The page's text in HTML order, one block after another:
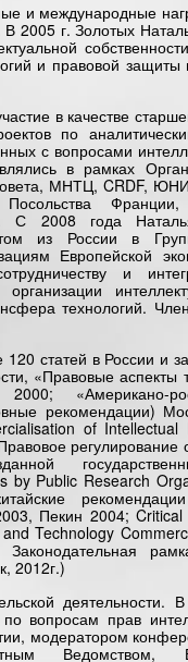
и международные
2005 г. Золотых
и правовой защиты
в качестве
по
с вопросами
в рамках
МНТЦ, CRDF,
С 2008 года
из России в
Европейской
и
технологий.
статей в России и
«Правовые аспекты
«Американо-
рекомендации)
of
by Public Research
Пекин 2004;
Technology
2012г.)
вопросам прав
модератором
Ведомством,